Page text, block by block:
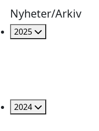
Nyheter/Arkiv
2025
2024